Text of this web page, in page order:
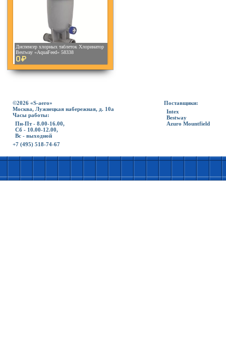
Диспенсер хлорных таблеток Хлоринатор
Bestway «AquaFeed» 58338
0¤
©2026 «S-aero»
Москва, Лужнецкая набережная, д. 10а
Часы работы:
Пн-Пт - 8.00-16.00,
Сб - 10.00-12.00,
Вс - выходной
+7 (495) 518-74-67
Поставщики:
Intex
Bestway
Azuro Mountfield